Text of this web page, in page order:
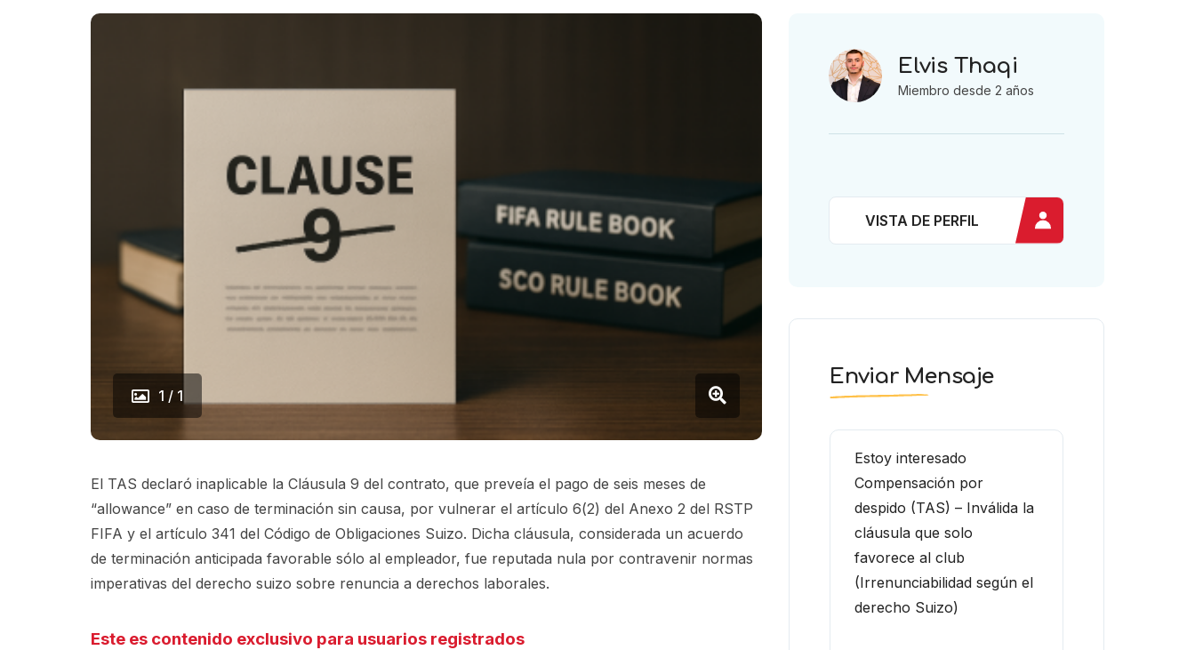
1 / 1
El TAS declaró inaplicable la Cláusula 9 del contrato, que preveía el pago de seis meses de
“allowance” en caso de terminación sin causa, por vulnerar el artículo 6(2) del Anexo 2 del RSTP
FIFA y el artículo 341 del Código de Obligaciones Suizo. Dicha cláusula, considerada un acuerdo
de terminación anticipada favorable sólo al empleador, fue reputada nula por contravenir normas
imperativas del derecho suizo sobre renuncia a derechos laborales.
Este es contenido exclusivo para usuarios registrados
Elvis Thaqi
Miembro desde 2 años
VISTA DE PERFIL
Enviar Mensaje